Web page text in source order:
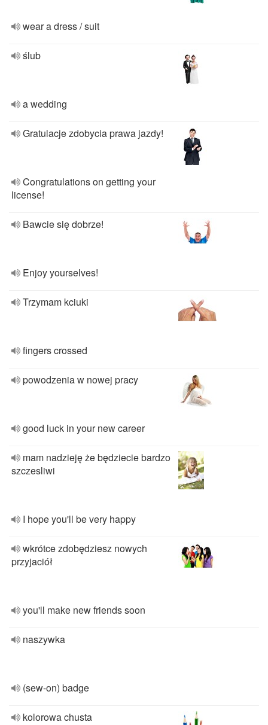
wear a dress / suit
ślub
a wedding
Gratulacje zdobycia prawa jazdy!
Congratulations on getting your
license!
Bawcie się dobrze!
Enjoy yourselves!
Trzymam kciuki
fingers crossed
powodzenia w nowej pracy
good luck in your new career
mam nadzieję że będziecie bardzo
szczesliwi
I hope you'll be very happy
wkrótce zdobędziesz nowych
przyjaciół
you'll make new friends soon
naszywka
(sew-on) badge
kolorowa chusta